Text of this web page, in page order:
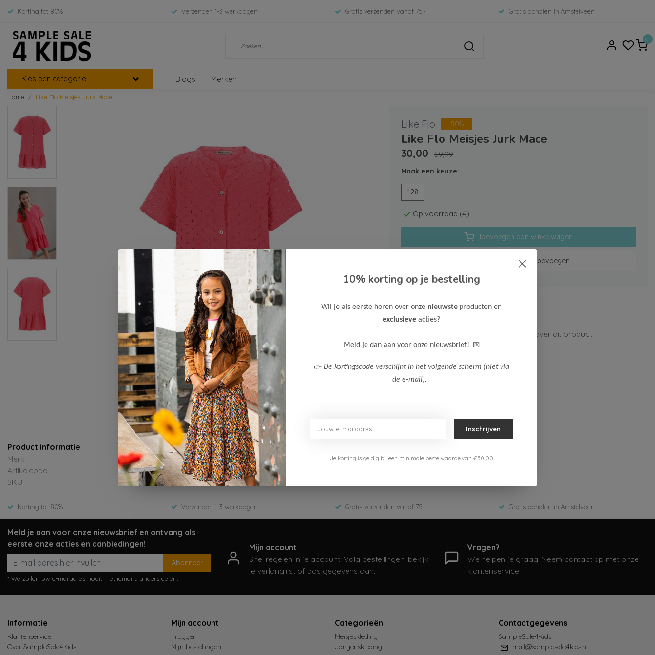
Korting tot 80% Verzenden 1-3 werkdagen Gratis verzenden vanaf 75,- Gratis ophalen in Amstelveen
0
Kies een categorie Blogs Merken
Home Like Flo Meisjes Jurk Mace
Like Flo -50%
Like Flo Meisjes Jurk Mace
30,00 59,99
Maak een keuze:
128
Op voorraad (4)
Toevoegen aan winkelwagen
Aan verlanglijst toevoegen
Gratis verzenden vanaf 75,-
Verzenden 1-3 werkdagen
Neem contact op over dit product
Product informatie
Merk
Like Flo
Artikelcode
F602-5809-229-Strawberry
SKU
Zomer 2026
Korting tot 80% Verzenden 1-3 werkdagen Gratis verzenden vanaf 75,- Gratis ophalen in Amstelveen
Meld je aan voor onze nieuwsbrief en ontvang als
eerste onze acties en aanbiedingen!
Abonneer
* We zullen uw e-mailadres nooit met iemand anders delen.
Mijn account
Snel regelen in je account. Volg bestellingen, bekijk
je verlanglijst of pas gegevens aan.
Vragen?
We helpen je graag. Neem contact op met onze
klantenservice.
Informatie
Klantenservice
Over SampleSale4Kids
Mijn account
Inloggen
Mijn bestellingen
Categorieën
Meisjeskleding
Jongenskleding
Contactgegevens
SampleSale4Kids
mail@samplesale4kids.nl
10% korting op je bestelling
Wil je als eerste horen over onze nieuwste producten en
exclusieve acties?
Meld je dan aan voor onze nieuwsbrief! 💌
👉 De kortingscode verschijnt in het volgende scherm (niet via
de e-mail).
Inschrijven
Je korting is geldig bij een minimale bestelwaarde van €50,00